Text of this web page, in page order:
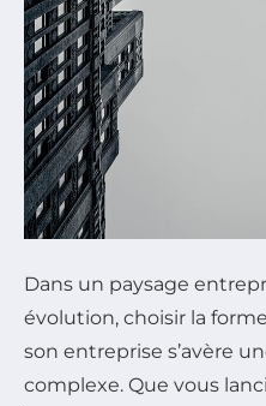
Dans un paysage
évolution, choisir la
son entreprise s’avère
complexe. Que vous